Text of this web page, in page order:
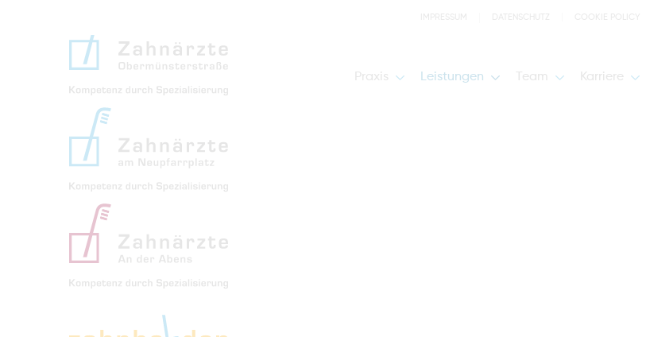
Praxis Leistungen Team Karriere